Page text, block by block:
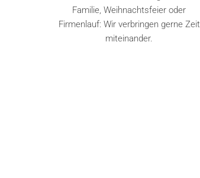
Familie, Weihnachtsfeier oder
Firmenlauf: Wir verbringen gerne Zeit
miteinander.